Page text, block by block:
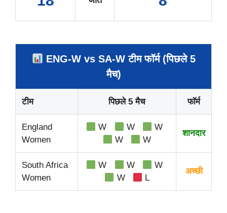
ENG-W vs SA-W टीम फॉर्म (पिछले 5
मैच)
टीम पिछले 5 मैच फॉर्म
England
Women
W W
W
W
W
शानदार
South Africa
Women
W W
W
W
L
अच्छी